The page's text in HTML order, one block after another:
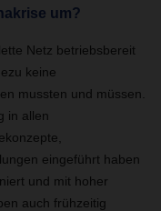
um?
Netz betriebsbereit
keine
mussten und müssen.
in allen
eingeführt haben
und mit hoher
auch frühzeitig